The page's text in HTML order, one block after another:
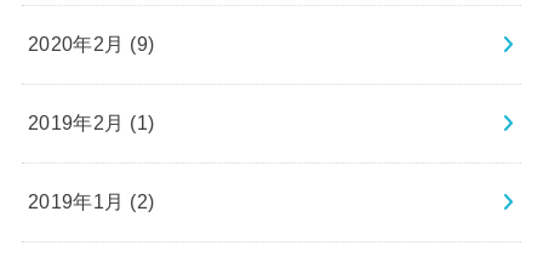
2020年2月 (9)
2019年2月 (1)
2019年1月 (2)